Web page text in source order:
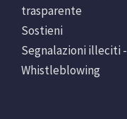
trasparente
Sostieni
Segnalazioni illeciti -
Whistleblowing